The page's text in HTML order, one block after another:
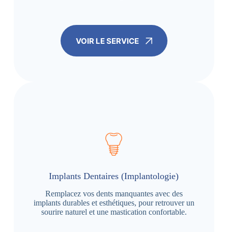
VOIR LE SERVICE
Implants Dentaires (Implantologie)
Remplacez vos dents manquantes avec des
implants durables et esthétiques, pour retrouver un
sourire naturel et une mastication confortable.